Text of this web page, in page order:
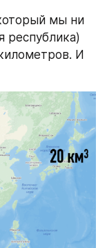
мы ни
республика)
И